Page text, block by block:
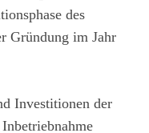
des
Gründung im Jahr
Investitionen der